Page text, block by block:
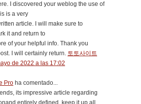
I discovered your weblog the use of
is a very
article. I will make sure to
it and return to
of your helpful info. Thank you
I will certainly return. 토토사이트
de 2022 a las 17:02
Pro ha comentado...
its impressive article regarding